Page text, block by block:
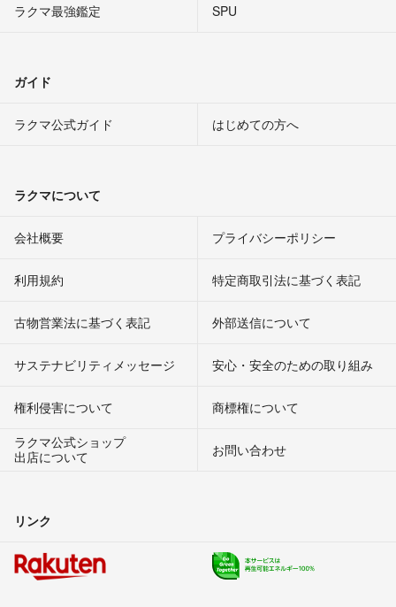
ラクマ最強鑑定
SPU
ガイド
ラクマ公式ガイド はじめての方へ
ラクマについて
会社概要 プライバシーポリシー
利用規約 特定商取引法に基づく表記
古物営業法に基づく表記 外部送信について
サステナビリティメッセージ 安心・安全のための取り組み
権利侵害について
商標権について
ラクマ公式ショップ
出店について
お問い合わせ
リンク